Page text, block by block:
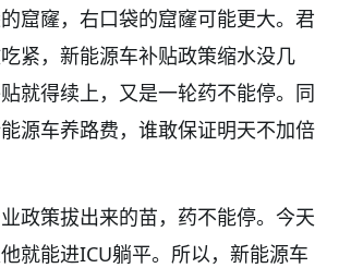
窟窿，右口袋的窟窿可能更大。君
紧，新能源车补贴政策缩水没几
就得续上，又是一轮药不能停。同
源车养路费，谁敢保证明天不加倍
政策拔出来的苗，药不能停。今天
就能进ICU躺平。所以，新能源车